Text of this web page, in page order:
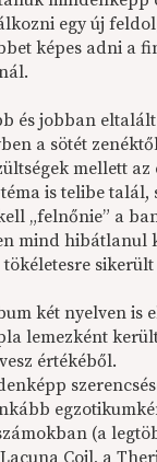
egy új
képes adni a
és jobban
a sötét
mellett az
is telibe talál,
„felnőnie” a
mind hibátlanul
sikerült
két nyelven is
lemezként
értékéből.
(a
Coil, a